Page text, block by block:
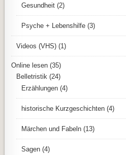
Gesundheit (2)
Psyche + Lebenshilfe (3)
Videos (VHS) (1)
Online lesen (35)
Belletristik (24)
Erzählungen (4)
historische Kurzgeschichten (4)
Märchen und Fabeln (13)
Sagen (4)